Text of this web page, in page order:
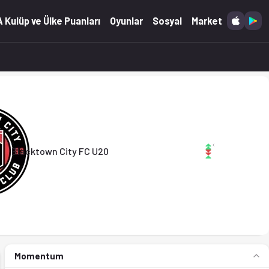
Ofsayt'ta. (16.05.2026)
Kulüp ve Ülke Puanları Oyunlar Sosyal Market
FC U20
Blacktown City FC U20
Momentum